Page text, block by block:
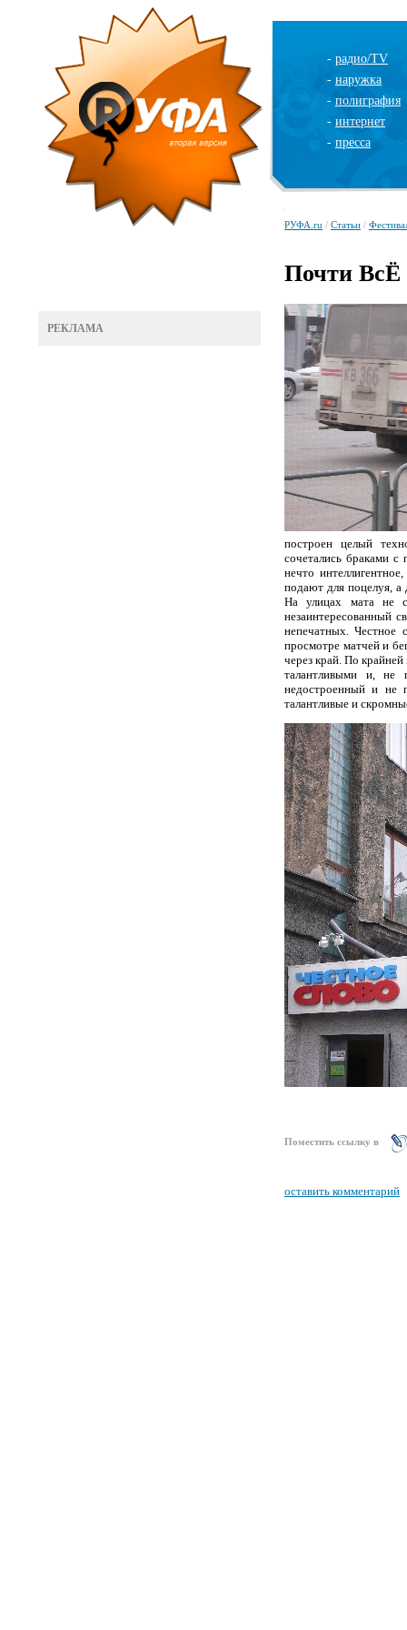
- радио/TV
- наружка
- полиграфия
- интернет
- пресса
РЕКЛАМА
РУФА.ru / Статьи /
Почти ВсЁ
построен целый
сочетались браками с
нечто
подают для поцелуя, а
На улицах мата не
незаинтересованный
непечатных.
просмотре матчей и
через край. По
талантливыми и, не
недостроенный и не
талантливые и
Поместить ссылку в
оставить комментарий